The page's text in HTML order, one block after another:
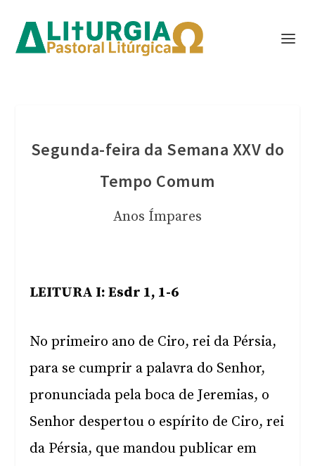
Segunda-feira da Semana XXV do
Tempo Comum
Anos Ímpares
LEITURA I: Esdr 1, 1-6
No primeiro ano de Ciro, rei da Pérsia,
para se cumprir a palavra do Senhor,
pronunciada pela boca de Jeremias, o
Senhor despertou o espírito de Ciro, rei
da Pérsia, que mandou publicar em